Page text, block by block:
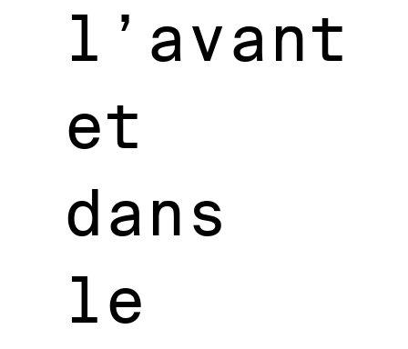
l’avant
et
dans
le